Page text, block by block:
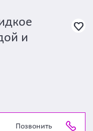
и
Позвонить